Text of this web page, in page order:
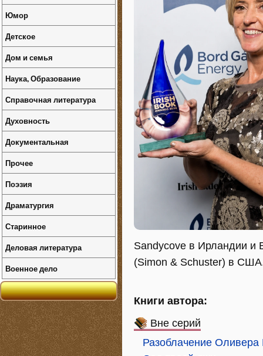
Sandycove в Ирландии и
(Simon & Schuster) в
Книги автора:
Вне серий
Разоблачение Оливера
Юмор
Детское
Дом и семья
Наука, Образование
Справочная литература
Духовность
Документальная
Прочее
Поэзия
Драматургия
Старинное
Деловая литература
Военное дело